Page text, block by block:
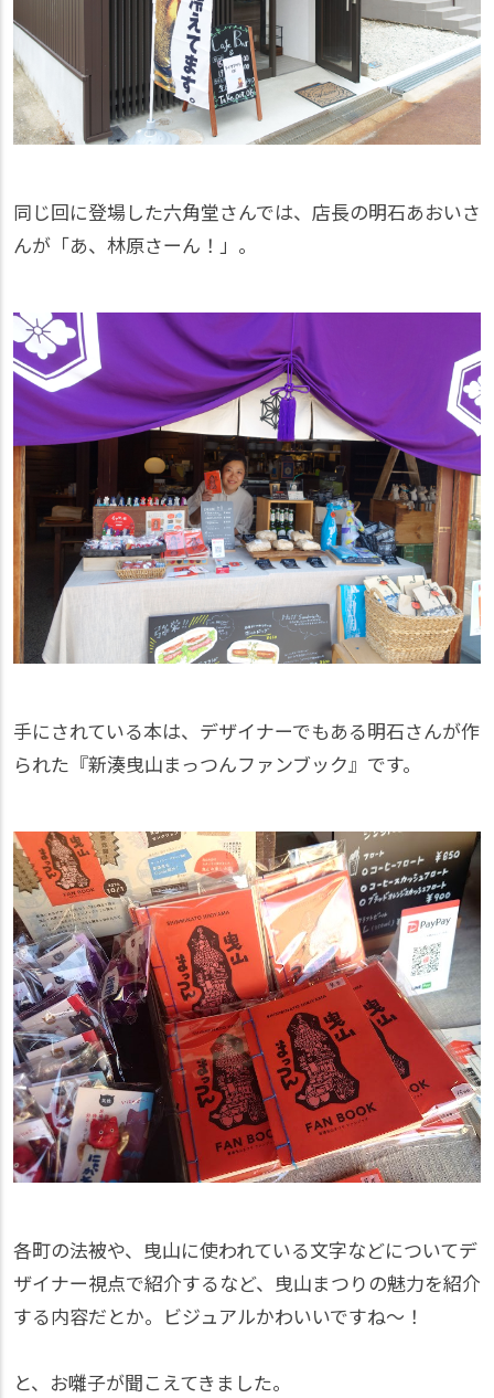
同じ回に登場した六角堂さんでは、店長の明石あおいさ
んが「あ、林原さーん！」。
手にされている本は、デザイナーでもある明石さんが作
られた『新湊曳山まっつんファンブック』です。
各町の法被や、曳山に使われている文字などについてデ
ザイナー視点で紹介するなど、曳山まつりの魅力を紹介
する内容だとか。ビジュアルかわいいですね～！
と、お囃子が聞こえてきました。